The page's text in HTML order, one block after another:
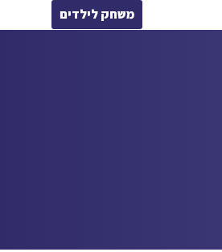
משחק לילדים